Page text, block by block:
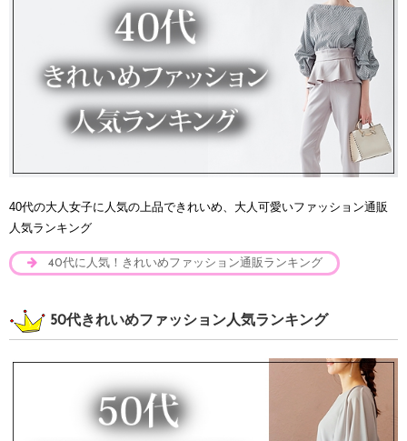
40代の大人女子に人気の上品できれいめ、大人可愛いファッション通販
人気ランキング
40代に人気！きれいめファッション通販ランキング
50代きれいめファッション人気ランキング